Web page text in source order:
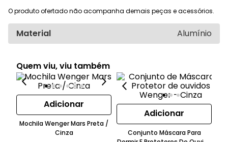
O produto ofertado não acompanha demais peças e acessórios.
Material Alumínio
Quem viu, viu também
Adicionar
Mochila Wenger Mars Preta /
Cinza
Adicionar
Conjunto Máscara Para